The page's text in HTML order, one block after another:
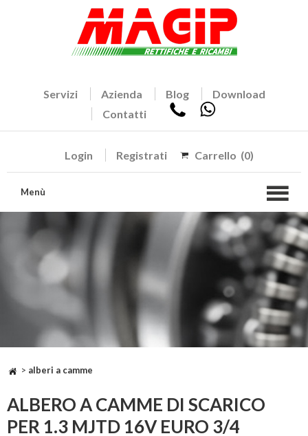
Servizi Azienda Blog
Download
Contatti
Login Registrati Carrello (0)
Menù
> alberi a camme
ALBERO A CAMME DI SCARICO
PER 1.3 MJTD 16V EURO 3/4